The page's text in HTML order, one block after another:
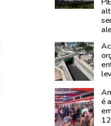
um
sucesso
da
Expoacre
2026
amazônico
é